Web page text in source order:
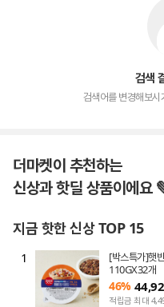
검색
검색어를 변경해보
더마켓이 추천하는
신상과 핫딜 상품이에요
지금 핫한 신상 TOP 15
담기
1
[박스특가]햇
110GX32개
46%
적립금 최대